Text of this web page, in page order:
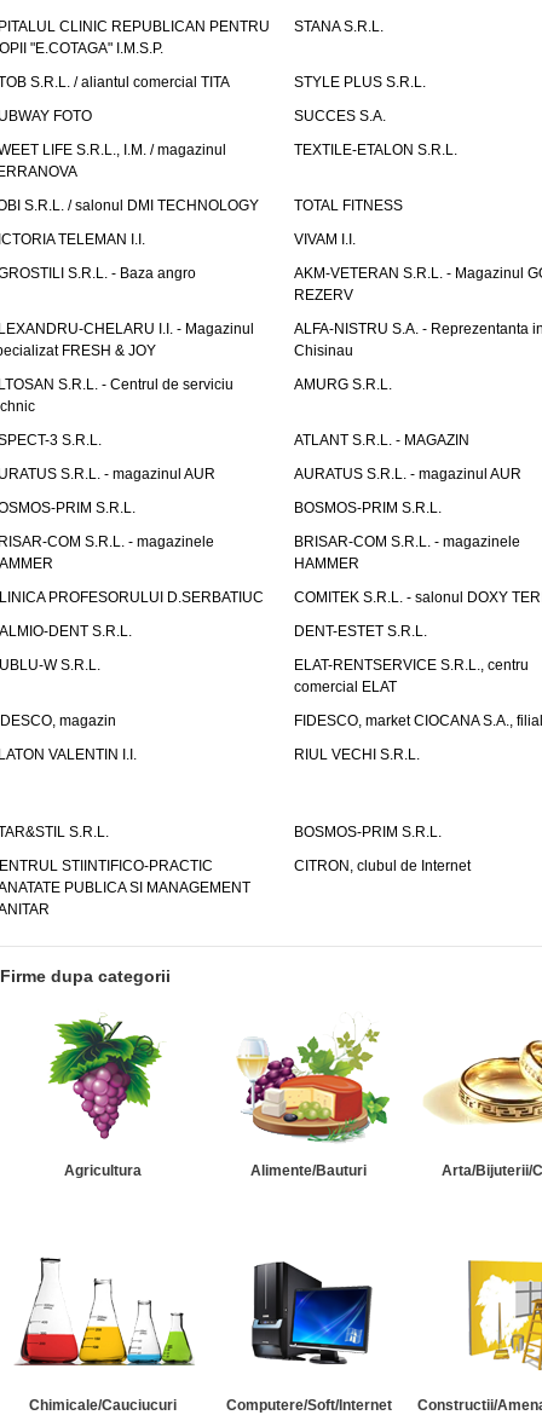
CLINIC REPUBLICAN PENTRU
"E.COTAGA" I.M.S.P.
STANA S.R.L.
S.R.L. / aliantul comercial TITA
STYLE PLUS S.R.L.
FOTO
SUCCES S.A.
LIFE S.R.L., I.M. / magazinul
TEXTILE-ETALON S.R.L.
S.R.L. / salonul DMI TECHNOLOGY
TOTAL FITNESS
TELEMAN I.I.
VIVAM I.I.
S.R.L. - Baza angro
AKM-VETERAN S.R.L. - Magazinul
REZERV
CHELARU I.I. - Magazinul
FRESH & JOY
ALFA-NISTRU S.A. - Reprezentanta
Chisinau
S.R.L. - Centrul de serviciu
AMURG S.R.L.
3 S.R.L.
ATLANT S.R.L. - MAGAZIN
S.R.L. - magazinul AUR
AURATUS S.R.L. - magazinul AUR
PRIM S.R.L.
BOSMOS-PRIM S.R.L.
COM S.R.L. - magazinele
BRISAR-COM S.R.L. - magazinele
HAMMER
PROFESORULUI D.SERBATIUC
COMITEK S.R.L. - salonul DOXY
DENT S.R.L.
DENT-ESTET S.R.L.
W S.R.L.
ELAT-RENTSERVICE S.R.L., centru
comercial ELAT
magazin
FIDESCO, market CIOCANA S.A.,
VALENTIN I.I.
RIUL VECHI S.R.L.
S.R.L.
BOSMOS-PRIM S.R.L.
STIINTIFICO-PRACTIC
PUBLICA SI MANAGEMENT
CITRON, clubul de Internet
Firme dupa categorii
Agricultura Alimente/Bauturi Arta/Bijuterii/
Chimicale/Cauciucuri Computere/Soft/Internet Constructii/